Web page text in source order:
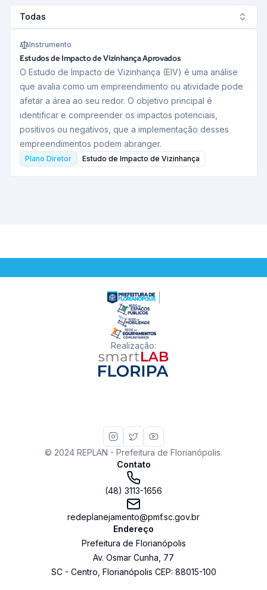
Instrumento
Estudos de Impacto de Vizinhança Aprovados
O Estudo de Impacto de Vizinhança (EIV) é uma análise
que avalia como um empreendimento ou atividade pode
afetar a área ao seu redor. O objetivo principal é
identificar e compreender os impactos potenciais,
positivos ou negativos, que a implementação desses
empreendimentos podem abranger.
Plano Diretor Estudo de Impacto de Vizinhança
Todas
Realização:
© 2024 REPLAN - Prefeitura de Florianópolis.
Contato
(48) 3113-1656
redeplanejamento@pmf.sc.gov.br
Endereço
Prefeitura de Florianópolis
Av. Osmar Cunha 77
SC- Centro Florianópolis CEP: 88015-100